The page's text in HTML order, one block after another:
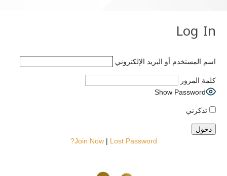
Log In
اسم المستخدم أو البريد الإلكتروني
كلمة المرور
Show Password
تذكرني
Join Now| Lost Password?